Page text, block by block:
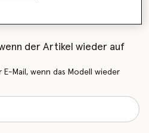
der Artikel wieder auf
Mail, wenn das Modell wieder